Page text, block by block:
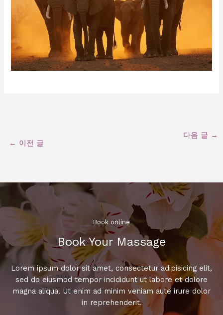
← 이전 글
다음 글 →
Book online​
Book Your Massage​
Lorem ipsum dolor sit amet, consectetur adipisicing elit,
sed do eiusmod tempor incididunt ut labore et dolore
magna aliqua. Ut enim ad minim veniam aute irure dolor
in reprehenderit.